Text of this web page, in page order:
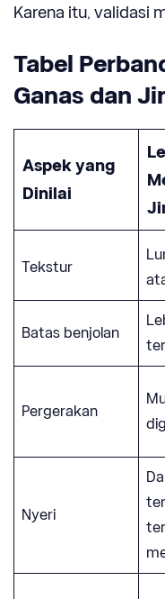
Karena itu, validasi
Tabel
Ganas dan
Aspek yang
Dinilai
Tekstur
Batas benjolan
Pergerakan
Nyeri